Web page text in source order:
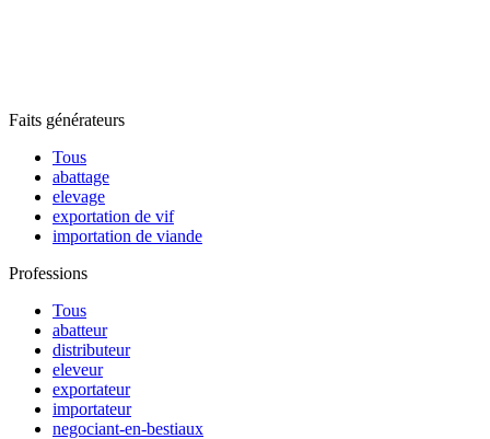
Faits générateurs
Tous
abattage
elevage
exportation de vif
importation de viande
Professions
Tous
abatteur
distributeur
eleveur
exportateur
importateur
negociant-en-bestiaux